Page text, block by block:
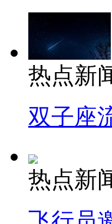
热点新
双子座
热点新